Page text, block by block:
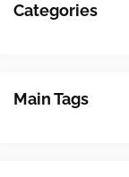
Categories
Main Tags